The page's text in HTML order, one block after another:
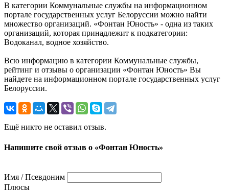
В категории Коммунальные службы на информационном
портале государственных услуг Белоруссии можно найти
множество организаций. «Фонтан Юность» - одна из таких
организаций, которая принадлежит к подкатегории:
Водоканал, водное хозяйство.
Всю информацию в категории Коммунальные службы,
рейтинг и отзывы о организации «Фонтан Юность» Вы
найдете на информационном портале государственных услуг
Белоруссии.
Ещё никто не оставил отзыв.
Напишите свой отзыв о «Фонтан Юность»
Имя / Псевдоним
Плюсы